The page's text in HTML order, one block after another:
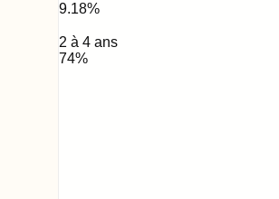
9.18%
2 à 4 ans
74%